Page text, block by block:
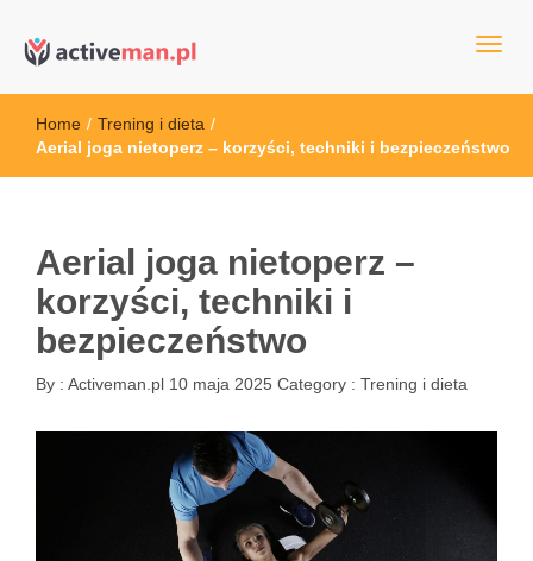
active man – sprzęt sportowy
sportowym
Home / Trening i dieta /
Aerial joga nietoperz – korzyści, techniki i bezpieczeństwo
Aerial joga nietoperz –
korzyści, techniki i
bezpieczeństwo
By : Activeman.pl 10 maja 2025 Category : Trening i dieta